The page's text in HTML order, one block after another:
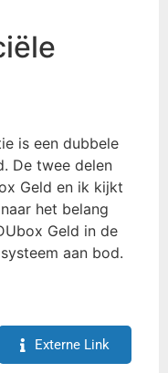
is een dubbele
De twee delen
Geld en ik kijkt
het belang
Geld in de
aan bod.
Externe Link